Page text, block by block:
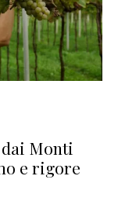
Monti
e rigore